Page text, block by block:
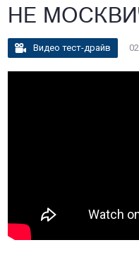
НЕ
Видео тест-драйв